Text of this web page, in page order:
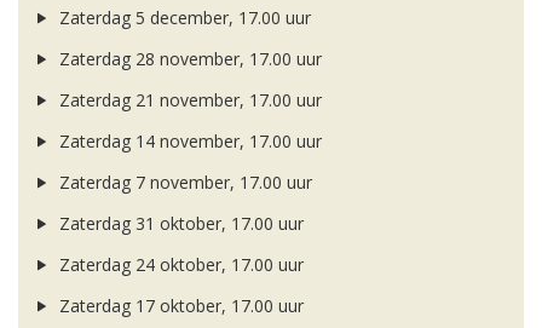
Zaterdag 5 december, 17.00 uur
Zaterdag 28 november, 17.00 uur
Zaterdag 21 november, 17.00 uur
Zaterdag 14 november, 17.00 uur
Zaterdag 7 november, 17.00 uur
Zaterdag 31 oktober, 17.00 uur
Zaterdag 24 oktober, 17.00 uur
Zaterdag 17 oktober, 17.00 uur